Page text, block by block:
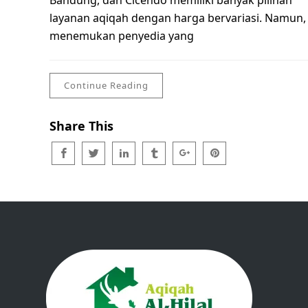
layanan aqiqah dengan harga bervariasi. Namun,
menemukan penyedia yang
Continue Reading
Share This